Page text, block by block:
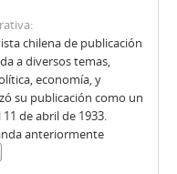
Nº 1753
XXXIV, Nº 1754
XXXIV, Nº 1758
XXXIV, Nº 1759
XXXIV, Nº 1760
XXXIV, Nº 1761
XXXIV, Nº 1762
XXXIV, Nº 1763
chilena de publicación
a diversos temas,
economía, y
su publicación como un
de abril de 1933.
anteriormente